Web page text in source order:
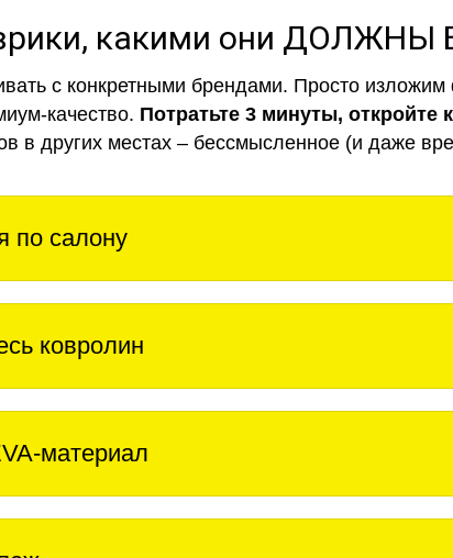
какими они ДОЛЖНЫ
с конкретными брендами. Просто
качество. Потратьте 3 минуты, откройте
в других местах – бессмысленное (и даже
по салону
ковролин
материал